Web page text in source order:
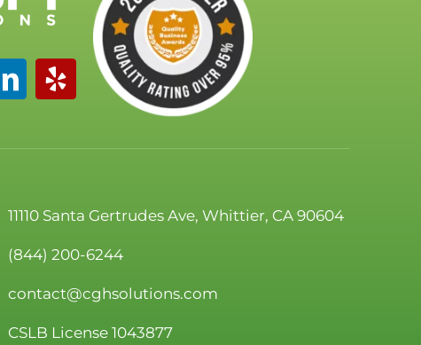
11110 Santa Gertrudes Ave, Whittier, CA 90604
(844) 200-6244
contact@cghsolutions.com
CSLB License 1043877